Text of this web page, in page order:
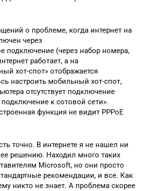
о проблеме, когда интернет на
через
подключение (через набор номера,
работает, а на
хот-спот» отображается
настроить мобильный хот-спот,
отсутствует подключение
подключение к сотовой сети».
функция не видит PPPoE
точно. В интернете я не нашел ни
решению. Находил много таких
Microsoft, но они просто
рекомендации, и все. Как
никто не знает. А проблема скорее